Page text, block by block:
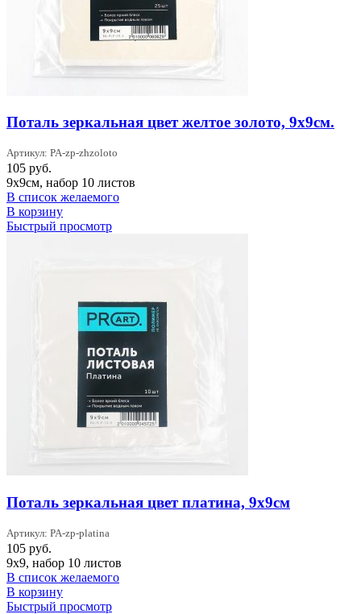
Поталь зеркальная цвет желтое золото, 9х9см.
Артикул: PA-zp-zhzoloto
105 руб.
9х9см, набор 10 листов
В список желаемого
В корзину
Быстрый просмотр
Поталь зеркальная цвет платина, 9х9см
Артикул: PA-zp-platina
105 руб.
9х9, набор 10 листов
В список желаемого
В корзину
Быстрый просмотр